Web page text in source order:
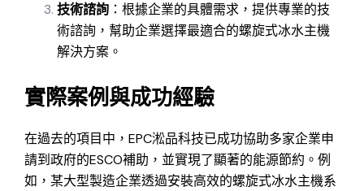
技術諮詢 ：根據企業的具體需求，提供專業的技
術諮詢，幫助企業選擇最適合的螺旋式冰水主機
解決方案。
實際案例與成功經驗
在過去的項目中，EPC淞品科技已成功協助多家企業申
請到政府的ESCO補助，並實現了顯著的能源節約。例
如，某大型製造企業透過安裝高效的螺旋式冰水主機系